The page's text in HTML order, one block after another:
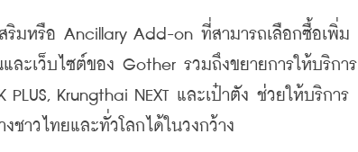
หรือ Ancillary Add-on ที่สามารถเลือกซื้อเพิ่ม
ะเว็บไซต์ของ Gother รวมถึงขยายการให้บริการ
Krungthai NEXT และเป๋าตัง ช่วยให้บริการ
ชาวไทยและทั่วโลกได้ในวงกว้าง